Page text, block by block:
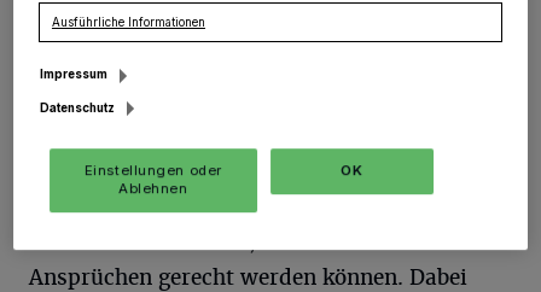
D der verstärkten Digitalisierung nicht
gerade geringer geworden und daher fragen
Ansprüchen gerecht werden können. Dabei
Ausführliche Informationen
Impressum
Datenschutz
Einstellungen oder
Ablehnen
OK